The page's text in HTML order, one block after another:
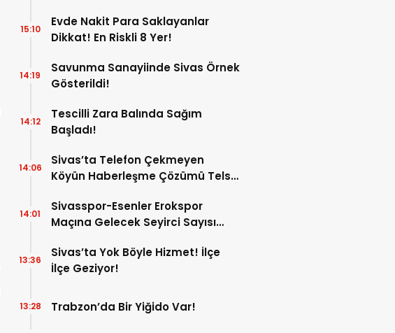
Evde Nakit Para Saklayanlar
Dikkat! En Riskli 8 Yer!
15:10
Savunma Sanayiinde Sivas Örnek
Gösterildi!
14:19
Tescilli Zara Balında Sağım
Başladı!
14:12
Sivas’ta Telefon Çekmeyen
Köyün Haberleşme Çözümü Telsiz
14:06
Sivasspor-Esenler Erokspor
Maçına Gelecek Seyirci Sayısı
14:01
Sivas’ta Yok Böyle Hizmet! İlçe
İlçe Geziyor!
13:36
Trabzon’da Bir Yiğido Var!
13:28